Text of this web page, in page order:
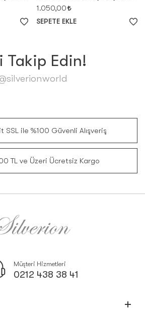
1.050,00
SEPETE EKLE
Takip Edin!
SSL ile %100 Güvenli Alışveriş
TL ve Üzeri Ücretsiz Kargo
Müşteri Hizmetleri
0212 438 38 41